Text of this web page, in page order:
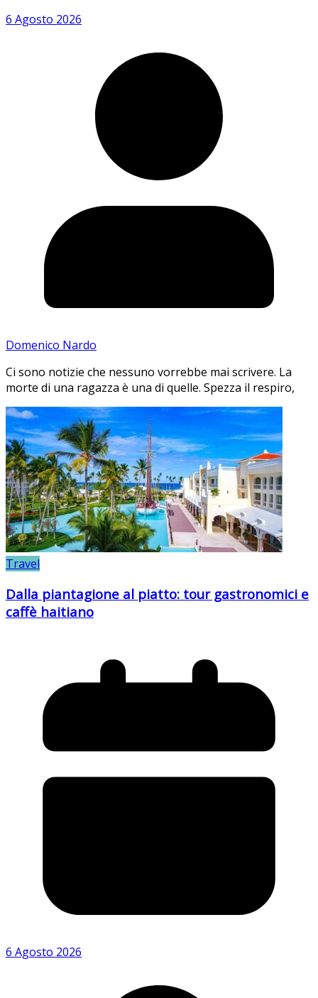
6 Agosto 2026
Domenico Nardo
Ci sono notizie che nessuno vorrebbe mai scrivere. La
morte di una ragazza è una di quelle. Spezza il respiro,
Travel
Dalla piantagione al piatto: tour gastronomici e
caffè haitiano
6 Agosto 2026